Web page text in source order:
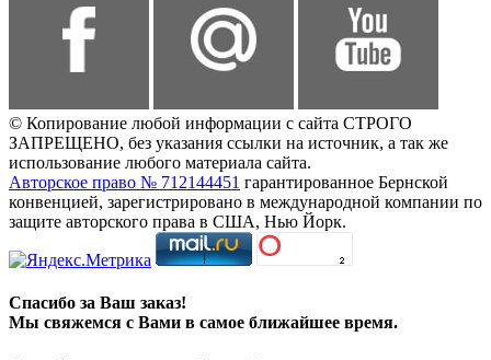
© Копирование любой информации с сайта СТРОГО
ЗАПРЕЩЕНО, без указания ссылки на источник, а так же
использование любого материала сайта.
Авторское право № 712144451 гарантированное Бернской
конвенцией, зарегистрировано в международной компании по
защите авторского права в США, Нью Йорк.
Спасибо за Ваш заказ!
Мы свяжемся с Вами в самое ближайшее время.